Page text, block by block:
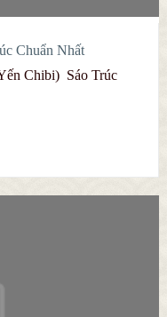
Chuẩn Nhất
Chibi) Sáo Trúc